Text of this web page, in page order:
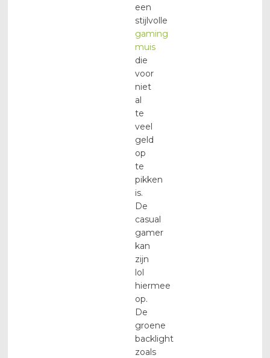
een
stijlvolle
gaming
muis
die
voor
niet
al
te
veel
geld
op
te
pikken
is.
De
casual
gamer
kan
zijn
lol
hiermee
op.
De
groene
backlight
zoals